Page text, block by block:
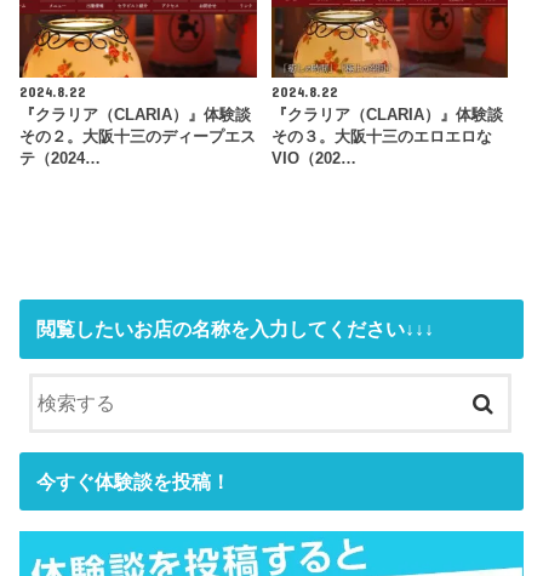
2024.8.22
『クラリア（CLARIA）』体験談
その２。大阪十三のディープエス
テ（2024…
2024.8.22
『クラリア（CLARIA）』体験談
その３。大阪十三のエロエロな
VIO（202…
閲覧したいお店の名称を入力してください↓↓↓
今すぐ体験談を投稿！